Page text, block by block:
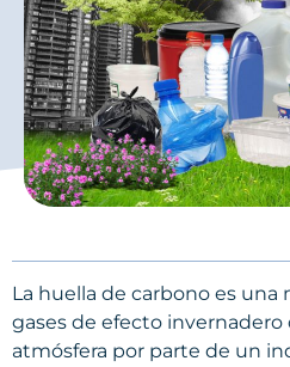
La huella de carbono es
gases de efecto invernadero
atmósfera por parte de un